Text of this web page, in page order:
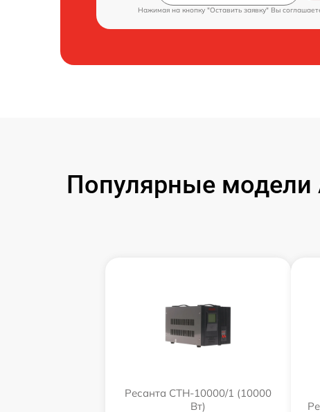
Нажимая на кнопку "Оставить заявку" Вы
Популярные модели
Ресанта СТН-10000/1 (10000
Вт)